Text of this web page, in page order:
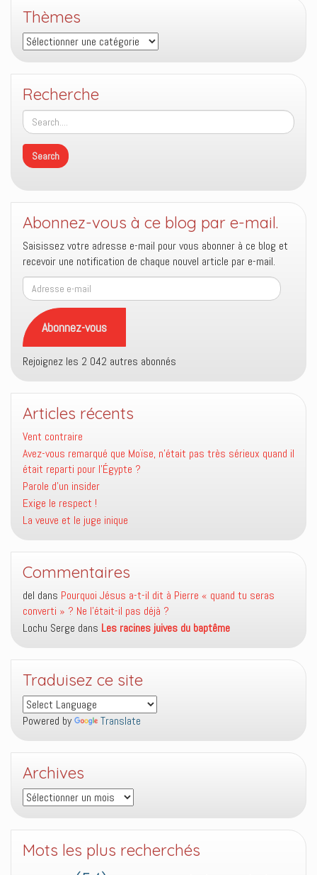
Thèmes
Thèmes
Recherche
Abonnez-vous à ce blog par e-mail.
Saisissez votre adresse e-mail pour vous abonner à ce blog et
recevoir une notification de chaque nouvel article par e-mail.
Adresse
e-
mail
Abonnez-vous
Rejoignez les 2 042 autres abonnés
Articles récents
Vent contraire
Avez-vous remarqué que Moïse, n’était pas très sérieux quand il
était reparti pour l’Égypte ?
Parole d’un insider
Exige le respect !
La veuve et le juge inique
Commentaires
del dans Pourquoi Jésus a-t-il dit à Pierre « quand tu seras
converti » ? Ne l’était-il pas déjà ?
Lochu Serge dans Les racines juives du baptême
Traduisez ce site
Powered by Translate
Archives
Archives
Mots les plus recherchés